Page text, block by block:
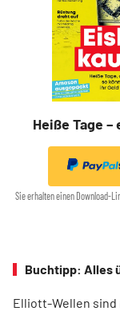
Heiße Tage
Sie erhalten einen Download-
Buchtipp: Alles
Elliott-Wellen sind